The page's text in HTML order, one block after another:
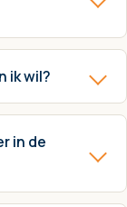
ik wil?
in de